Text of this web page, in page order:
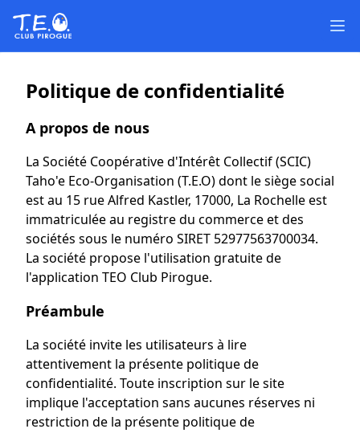
Politique de confidentialité
A propos de nous
La Société Coopérative d'Intérêt Collectif (SCIC)
Taho'e Eco-Organisation (T.E.O) dont le siège social
est au 15 rue Alfred Kastler, 17000, La Rochelle est
immatriculée au registre du commerce et des
sociétés sous le numéro SIRET 52977563700034.
La société propose l'utilisation gratuite de
l'application TEO Club Pirogue.
Préambule
La société invite les utilisateurs à lire
attentivement la présente politique de
confidentialité. Toute inscription sur le site
implique l'acceptation sans aucunes réserves ni
restriction de la présente politique de